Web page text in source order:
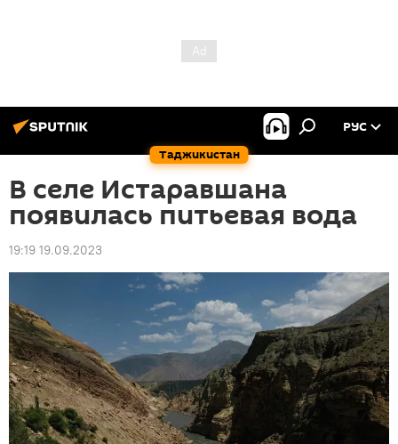
Таджикистан
РУС
В селе Истаравшана
появилась питьевая вода
19:19 19.09.2023